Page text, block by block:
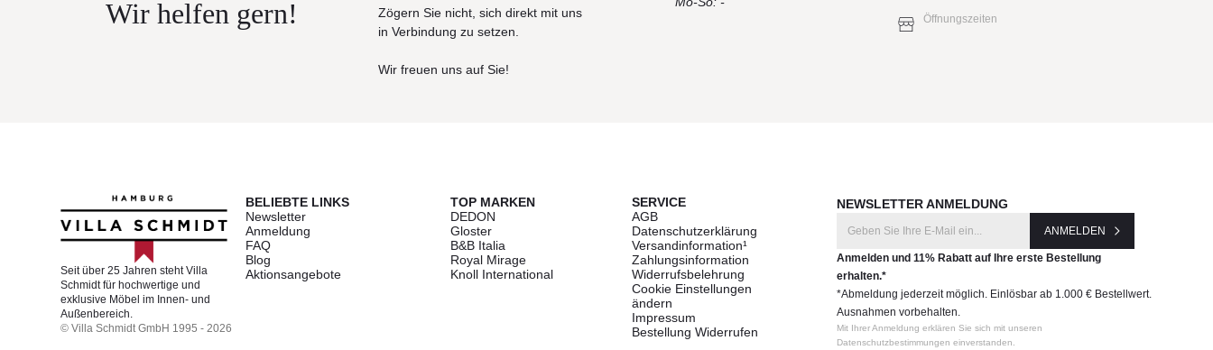
Wir helfen gern!
Zögern Sie nicht, sich direkt mit uns
in Verbindung zu setzen.
Wir freuen uns auf Sie!
Öffnungszeiten
Seit über 25 Jahren steht Villa
Schmidt für hochwertige und
exklusive Möbel im Innen- und
Außenbereich.
© Villa Schmidt GmbH 1995 - 2026
BELIEBTE LINKS
Newsletter
Anmeldung
FAQ
Blog
Aktionsangebote
TOP MARKEN
DEDON
Gloster
B&B Italia
Royal Mirage
Knoll International
SERVICE
AGB
Datenschutzerklärung
Versandinformation¹
Zahlungsinformation
Widerrufsbelehrung
Cookie Einstellungen
ändern
Impressum
Bestellung Widerrufen
NEWSLETTER ANMELDUNG
ANMELDEN
Anmelden und 11% Rabatt auf Ihre erste Bestellung
erhalten.*
*Abmeldung jederzeit möglich. Einlösbar ab 1.000 € Bestellwert.
Ausnahmen vorbehalten.
Mit Ihrer Anmeldung erklären Sie sich mit unseren
Datenschutzbestimmungen einverstanden.